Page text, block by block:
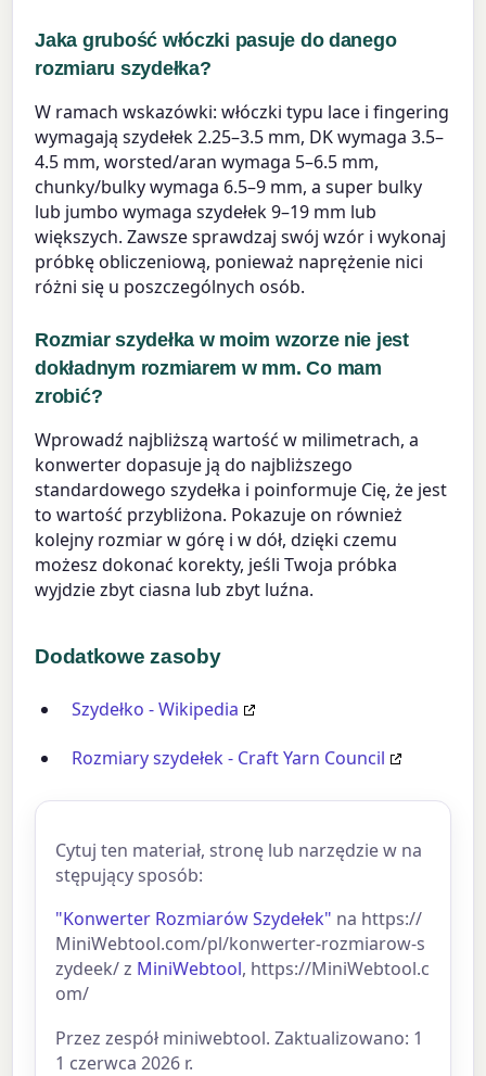
Jaka grubość włóczki pasuje do danego
rozmiaru szydełka?
W ramach wskazówki: włóczki typu lace i fingering
wymagają szydełek 2.25–3.5 mm, DK wymaga 3.5–
4.5 mm, worsted/aran wymaga 5–6.5 mm,
chunky/bulky wymaga 6.5–9 mm, a super bulky
lub jumbo wymaga szydełek 9–19 mm lub
większych. Zawsze sprawdzaj swój wzór i wykonaj
próbkę obliczeniową, ponieważ naprężenie nici
różni się u poszczególnych osób.
Rozmiar szydełka w moim wzorze nie jest
dokładnym rozmiarem w mm. Co mam
zrobić?
Wprowadź najbliższą wartość w milimetrach, a
konwerter dopasuje ją do najbliższego
standardowego szydełka i poinformuje Cię, że jest
to wartość przybliżona. Pokazuje on również
kolejny rozmiar w górę i w dół, dzięki czemu
możesz dokonać korekty, jeśli Twoja próbka
wyjdzie zbyt ciasna lub zbyt luźna.
Dodatkowe zasoby
Szydełko - Wikipedia
Rozmiary szydełek - Craft Yarn Council
Cytuj ten materiał, stronę lub narzędzie w na
stępujący sposób:
"Konwerter Rozmiarów Szydełek" na https://
MiniWebtool.com/pl/konwerter-rozmiarow-s
zydeek/ z MiniWebtool, https://MiniWebtool.c
om/
Przez zespół miniwebtool. Zaktualizowano: 1
1 czerwca 2026 r.